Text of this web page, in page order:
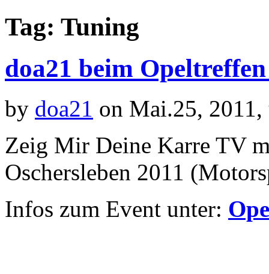
Tag: Tuning
doa21 beim
by doa21 on Mai.25,
Zeig Mir Deine Karre TV
Oschersleben 2011
Infos zum Event unter: